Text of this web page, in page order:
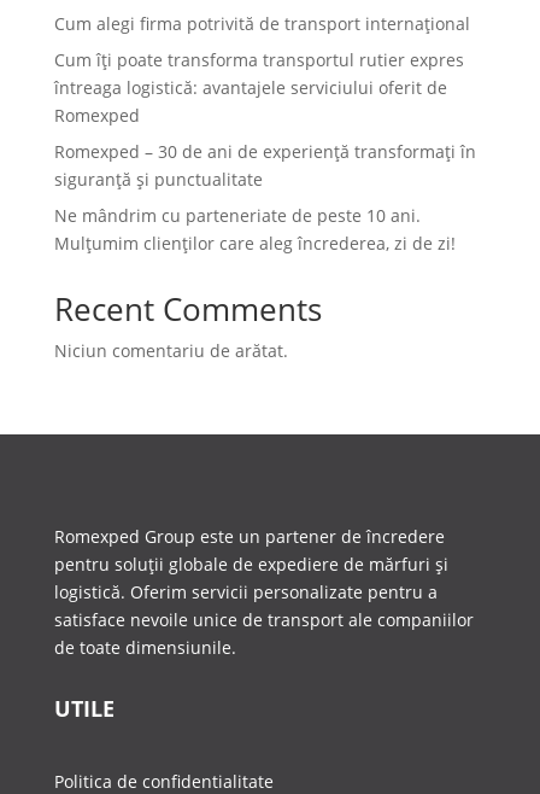
Cum alegi firma potrivită de transport internațional
Cum îți poate transforma transportul rutier expres
întreaga logistică: avantajele serviciului oferit de
Romexped
Romexped – 30 de ani de experiență transformați în
siguranță și punctualitate
Ne mândrim cu parteneriate de peste 10 ani.
Mulțumim clienților care aleg încrederea, zi de zi!
Recent Comments
Niciun comentariu de arătat.
Romexped Group este un partener de încredere
pentru soluții globale de expediere de mărfuri și
logistică. Oferim servicii personalizate pentru a
satisface nevoile unice de transport ale companiilor
de toate dimensiunile.
UTILE
Politica de confidentialitate